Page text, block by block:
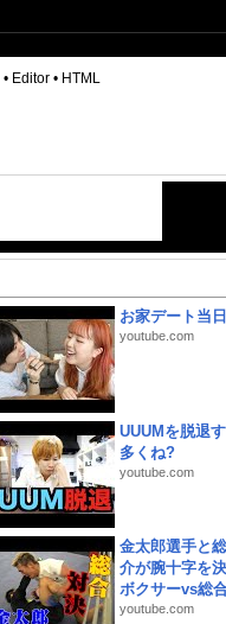
• Editor • HTML
お家デート当
youtube.com
UUUMを脱退
多くね?
youtube.com
金太郎選手と
介が腕十字を
ボクサーvs総
youtube.com